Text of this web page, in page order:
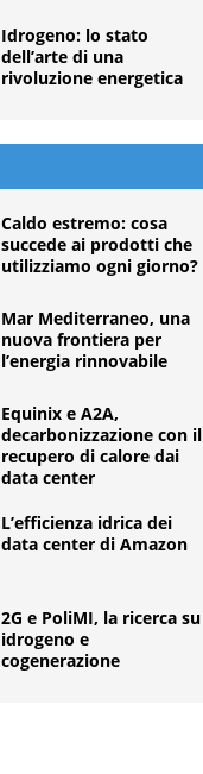
Idrogeno: lo stato
dell’arte di una
rivoluzione energetica
Caldo estremo: cosa
succede ai prodotti che
utilizziamo ogni giorno?
Mar Mediterraneo, una
nuova frontiera per
l’energia rinnovabile
Equinix e A2A,
decarbonizzazione con il
recupero di calore dai
data center
L’efficienza idrica dei
data center di Amazon
2G e PoliMI, la ricerca su
idrogeno e
cogenerazione